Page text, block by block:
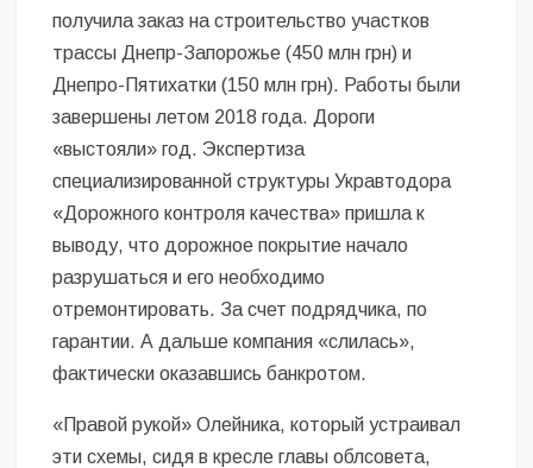
получила заказ на строительство участков
трассы Днепр-Запорожье (450 млн грн) и
Днепро-Пятихатки (150 млн грн). Работы были
завершены летом 2018 года. Дороги
«выстояли» год. Экспертиза
специализированной структуры Укравтодора
«Дорожного контроля качества» пришла к
выводу, что дорожное покрытие начало
разрушаться и его необходимо
отремонтировать. За счет подрядчика, по
гарантии. А дальше компания «слилась»,
фактически оказавшись банкротом.
«Правой рукой» Олейника, который устраивал
эти схемы, сидя в кресле главы облсовета,